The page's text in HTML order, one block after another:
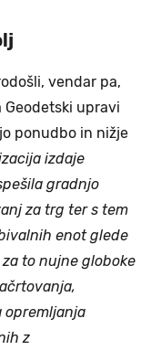
vendar pa,
upravi
ponudbo in nižje
izdaje
gradnjo
za trg ter s tem
enot glede
to nujne globoke
opremljanja
z